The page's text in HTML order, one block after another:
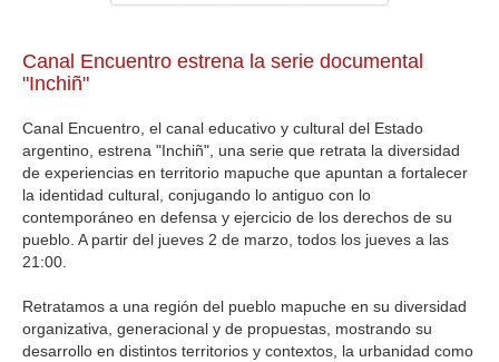
Canal Encuentro estrena la serie documental
"Inchiñ"
Canal Encuentro, el canal educativo y cultural del Estado
argentino, estrena "Inchiñ", una serie que retrata la diversidad
de experiencias en territorio mapuche que apuntan a fortalecer
la identidad cultural, conjugando lo antiguo con lo
contemporáneo en defensa y ejercicio de los derechos de su
pueblo. A partir del jueves 2 de marzo, todos los jueves a las
21:00.
Retratamos a una región del pueblo mapuche en su diversidad
organizativa, generacional y de propuestas, mostrando su
desarrollo en distintos territorios y contextos, la urbanidad como